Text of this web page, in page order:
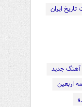
ایران
آهنگ جدید
اربعین